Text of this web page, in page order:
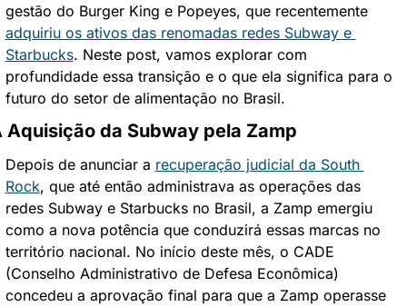
gestão do Burger King e Popeyes, que recentemente
adquiriu os ativos das renomadas redes Subway e
Starbucks. Neste post, vamos explorar com
profundidade essa transição e o que ela significa para o
futuro do setor de alimentação no Brasil.
Aquisição da Subway pela Zamp
Depois de anunciar a recuperação judicial da South
Rock, que até então administrava as operações das
redes Subway e Starbucks no Brasil, a Zamp emergiu
como a nova potência que conduzirá essas marcas no
território nacional. No início deste mês, o CADE
(Conselho Administrativo de Defesa Econômica)
concedeu a aprovação final para que a Zamp operasse